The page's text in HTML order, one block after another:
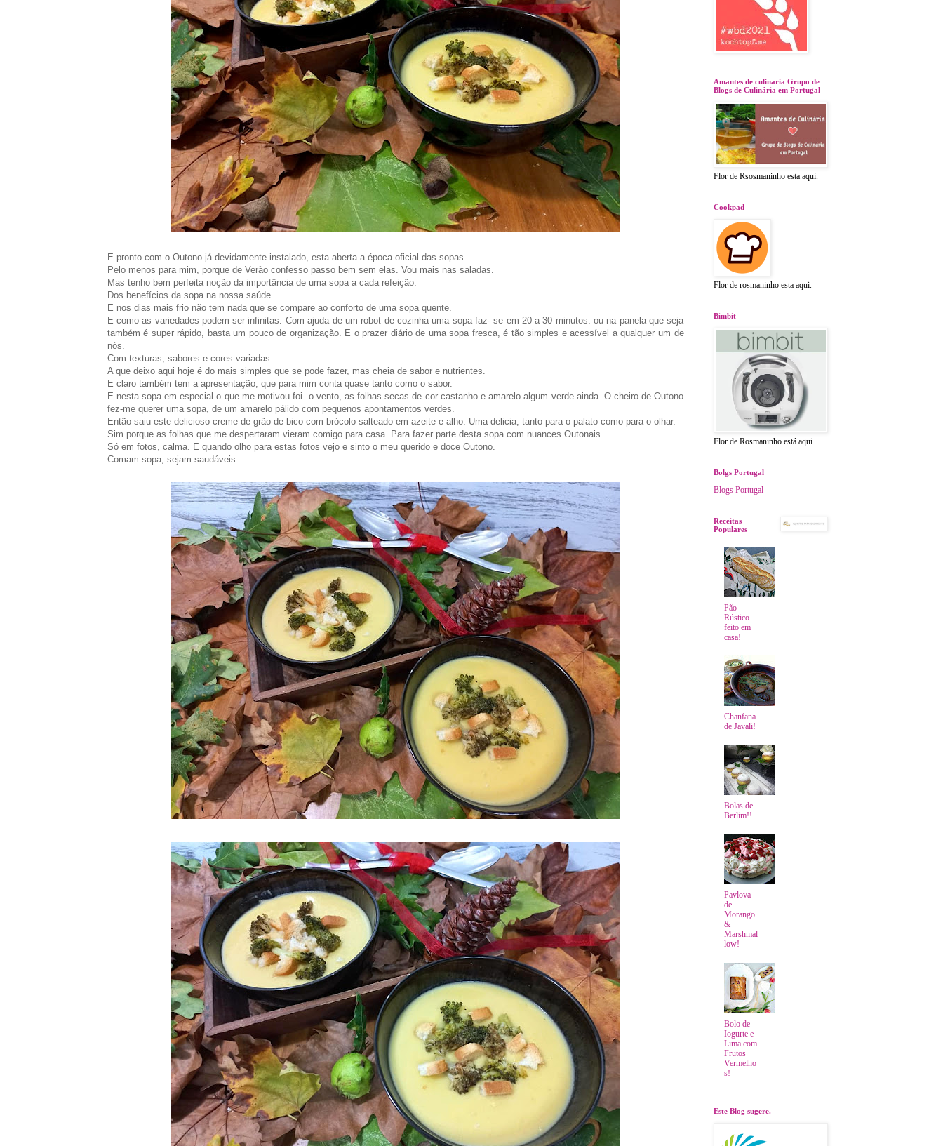
E pronto com o Outono já devidamente instalado, esta aberta a época oficial das sopas.
Pelo menos para mim, porque de Verão confesso passo bem sem elas. Vou mais nas saladas.
Mas tenho bem perfeita noção da importância de uma sopa a cada refeição.
Dos benefícios da sopa na nossa saúde.
E nos dias mais frio não tem nada que se compare ao conforto de uma sopa quente.
E como as variedades podem ser infinitas. Com ajuda de um robot de cozinha uma sopa faz- se em 20 a 30 minutos. ou na panela que seja
também é super rápido, basta um pouco de organização. E o prazer diário de uma sopa fresca, é tão simples e acessível a qualquer um de
nós.
Com texturas, sabores e cores variadas.
A que deixo aqui hoje é do mais simples que se pode fazer, mas cheia de sabor e nutrientes.
E claro também tem a apresentação, que para mim conta quase tanto como o sabor.
E nesta sopa em especial o que me motivou foi o vento, as folhas secas de cor castanho e amarelo algum verde ainda. O cheiro de Outono
fez-me querer uma sopa, de um amarelo pálido com pequenos apontamentos verdes.
Então saiu este delicioso creme de grão-de-bico com brócolo salteado em azeite e alho. Uma delicia, tanto para o palato como para o olhar.
Sim porque as folhas que me despertaram vieram comigo para casa. Para fazer parte desta sopa com nuances Outonais.
Só em fotos, calma. E quando olho para estas fotos vejo e sinto o meu querido e doce Outono.
Comam sopa, sejam saudáveis.
Amantes de culinaria Grupo de
Blogs de Culinária em Portugal
Flor de Rsosmaninho esta aqui.
Cookpad
Flor de rosmaninho esta aqui.
Bimbit
Flor de Rosmaninho está aqui.
Bolgs Portugal
Blogs Portugal
Receitas
Populares
Pão
Rústico
feito em
casa!
Chanfana
de Javali!
Bolas de
Berlim!!
Pavlova
de
Morango
&
Marshmal
low!
Bolo de
Iogurte e
Lima com
Frutos
Vermelho
s!
Este Blog sugere.